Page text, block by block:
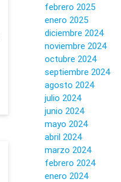
febrero 2025
enero 2025
diciembre 2024
noviembre 2024
octubre 2024
septiembre 2024
agosto 2024
julio 2024
junio 2024
mayo 2024
abril 2024
marzo 2024
febrero 2024
enero 2024